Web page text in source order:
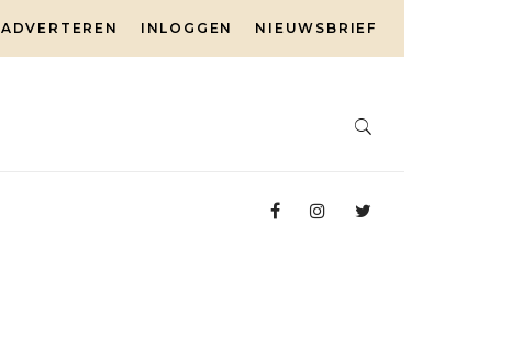
ADVERTEREN INLOGGEN NIEUWSBRIEF